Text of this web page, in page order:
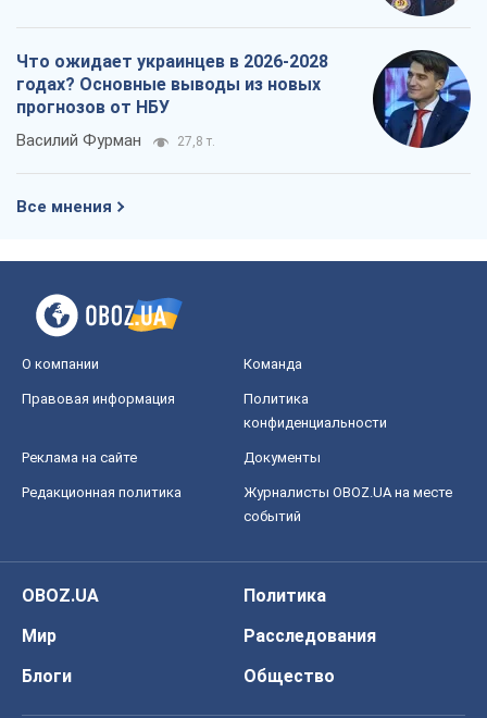
Что ожидает украинцев в 2026-2028
годах? Основные выводы из новых
прогнозов от НБУ
Василий Фурман 27,8 т.
Все мнения
О компании Команда
Правовая информация
Политика
конфиденциальности
Реклама на сайте Документы
Редакционная политика
Журналисты OBOZ.UA на месте
событий
OBOZ.UA
Политика
Мир
Расследования
Блоги
Общество